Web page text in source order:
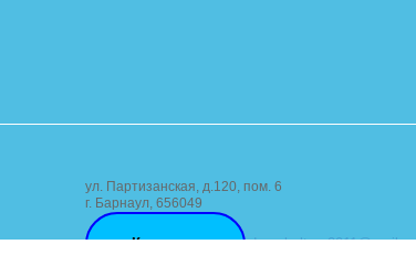
ул. Партизанская, д.120, пом. 6
г. Барнаул, 656049
Контакты dom_kultury2011@mail.ru